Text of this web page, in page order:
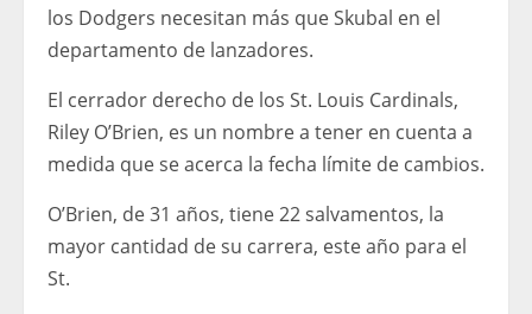
los Dodgers necesitan más que Skubal en el
departamento de lanzadores.
El cerrador derecho de los St. Louis Cardinals,
Riley O’Brien, es un nombre a tener en cuenta a
medida que se acerca la fecha límite de cambios.
O’Brien, de 31 años, tiene 22 salvamentos, la
mayor cantidad de su carrera, este año para el
St.